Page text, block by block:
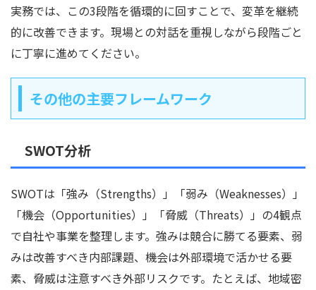
実務では、この3段階を循環的に回すことで、変革を継続
的に改善できます。現場との対話を重視しながら段階ごと
に丁寧に進めてください。
その他の主要フレームワーク
SWOT分析
SWOTは「強み（Strengths）」「弱み（Weaknesses）」
「機会（Opportunities）」「脅威（Threats）」の4観点
で自社や事業を整理します。強みは競合に勝てる要素、弱
みは改善すべき内部課題、機会は外部環境で活かせる要
素、脅威は注意すべき外部リスクです。たとえば、地域密